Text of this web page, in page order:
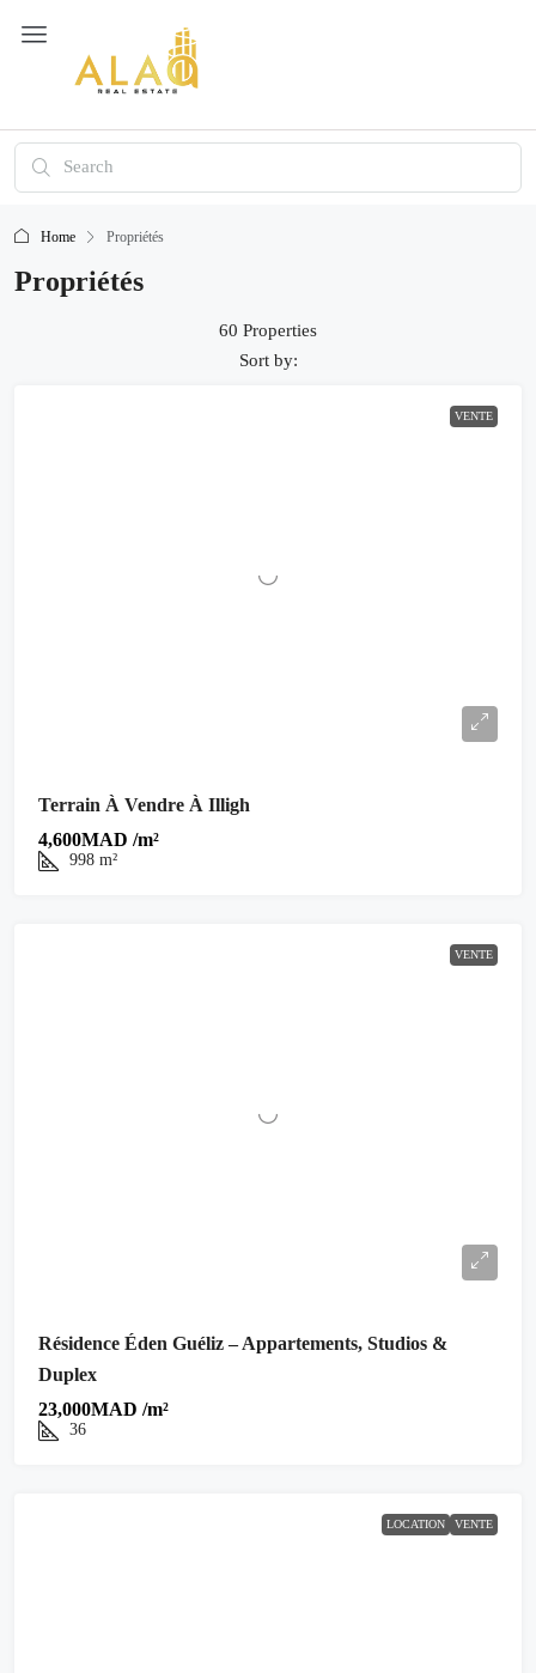
Home Propriétés
Propriétés
60 Properties
Sort by:
VENTE
Terrain À Vendre À Illigh
4,600MAD /m²
998 m²
VENTE
Résidence Éden Guéliz – Appartements, Studios &
Duplex
23,000MAD /m²
36
LOCATION VENTE